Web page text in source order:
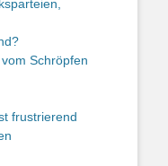
Schröpfen
frustrierend